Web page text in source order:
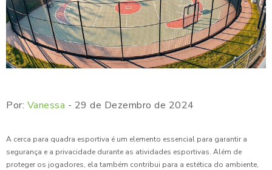
Por: Vanessa - 29 de Dezembro de 2024
A cerca para quadra esportiva é um elemento essencial para garantir a
segurança e a privacidade durante as atividades esportivas. Além de
proteger os jogadores, ela também contribui para a estética do ambiente,